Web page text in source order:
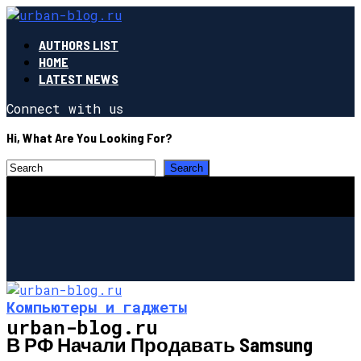
AUTHORS LIST
HOME
LATEST NEWS
Connect with us
Hi, What Are You Looking For?
urban-blog.ru
Компьютеры и гаджеты
В РФ Начали Продавать Samsung